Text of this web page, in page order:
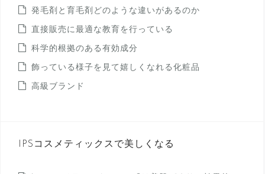
発毛剤と育毛剤どのような違いがあるのか
直接販売に最適な教育を行っている
科学的根拠のある有効成分
飾っている様子を見て嬉しくなれる化粧品
高級ブランド
IPSコスメティックスで美しくなる